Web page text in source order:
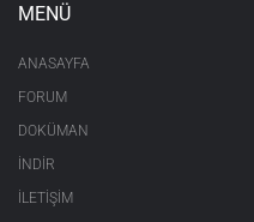
MENÜ
ANASAYFA
FORUM
DOKÜMAN
İNDİR
İLETİŞİM